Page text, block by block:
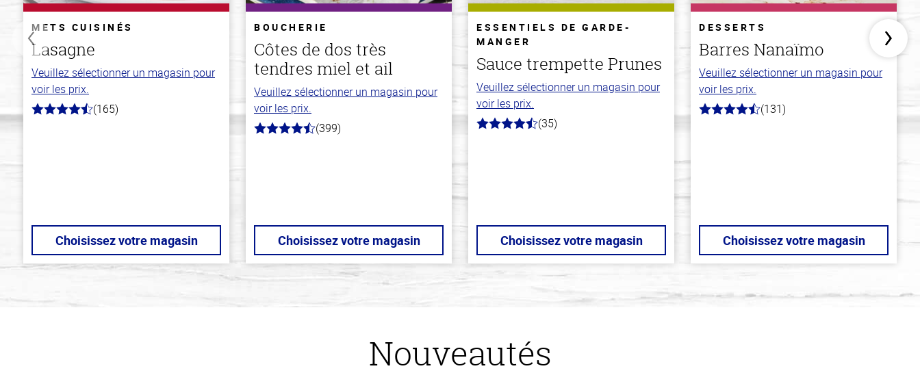
METS CUISINÉS
Lasagne
Veuillez sélectionner un magasin pour
voir les prix.
4.1
(165)
Choisissez votre magasin
BOUCHERIE
Côtes de dos très
tendres miel et ail
Veuillez sélectionner un magasin pour
voir les prix.
4.8
(399)
Choisissez votre magasin
ESSENTIELS DE GARDE-
MANGER
Sauce trempette Prunes
Veuillez sélectionner un magasin pour
voir les prix.
4.7
(35)
Choisissez votre magasin
DESSERTS
Barres Nanaïmo
Veuillez sélectionner un magasin pour
voir les prix.
4.4
(131)
Choisissez votre magasin
Nouveautés